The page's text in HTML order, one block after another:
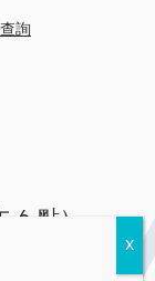
6 點）
詢